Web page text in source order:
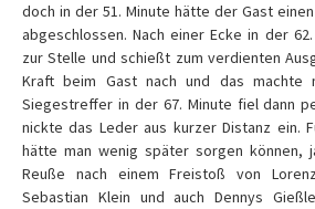
doch in der 51. Minute hätte der Gast
abgeschlossen. Nach einer Ecke in der
zur Stelle und schießt zum verdienten
Kraft beim Gast nach und das machte
Siegestreffer in der 67. Minute fiel dann
nickte das Leder aus kurzer Distanz ein.
hätte man wenig später sorgen können,
Reuße nach einem Freistoß von
Sebastian Klein und auch Dennys